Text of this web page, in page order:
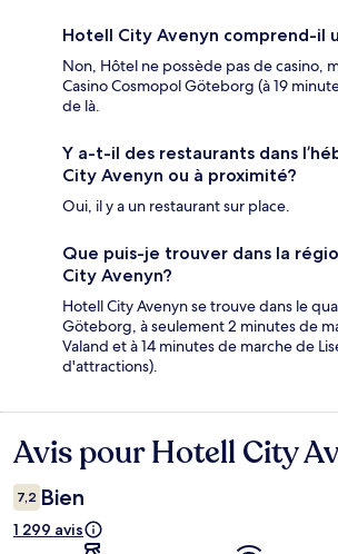
Hotell City Avenyn comprend-il
Non, Hôtel ne possède pas de casino,
Casino Cosmopol Göteborg (à 19
de là.
Y a-t-il des restaurants dans
City Avenyn ou à proximité?
Oui, il y a un restaurant sur place.
Que puis-je trouver dans la
City Avenyn?
Hotell City Avenyn se trouve dans le
Göteborg, à seulement 2 minutes de
Valand et à 14 minutes de marche de
d'attractions).
Avis
Avis pour Hotell City
7,2 Bien
1 299 avis